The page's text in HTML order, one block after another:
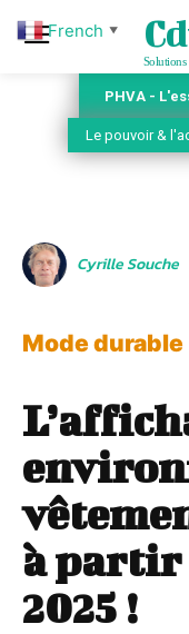
PHVA -
Le pouvoir &
Cyrille Souche
Mode durable
à partir
2025 !
French ▼